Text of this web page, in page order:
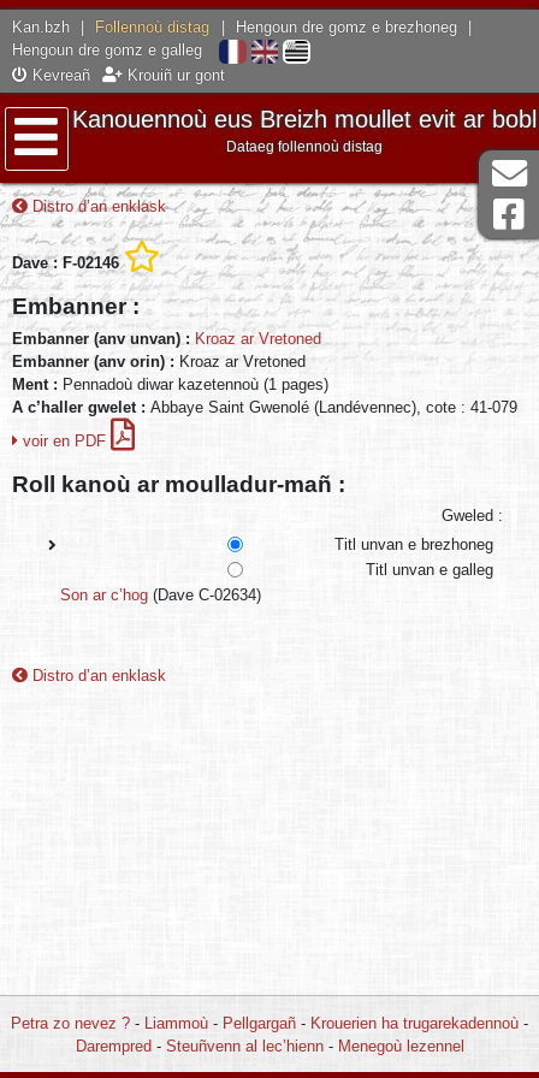
Kan.bzh Follennoù distag Hengoun dre gomz e brezhoneg
Hengoun dre gomz e galleg
Kevreañ
Krouiñ ur gont
Lañser
Kanouennoù eus Breizh moullet evit ar bobl
Dataeg follennoù distag
Distro d’an enklask
Dave : F-02146
Embanner :
Embanner (anv unvan) : Kroaz ar Vretoned
Embanner (anv orin) : Kroaz ar Vretoned
Ment : Pennadoù diwar kazetennoù (1 pages)
A c’haller gwelet : Abbaye Saint Gwenolé (Landévennec), cote : 41-079
voir en PDF
Roll kanoù ar moulladur-mañ :
Gweled :
Titl unvan e brezhoneg
Titl unvan e galleg
Son ar c’hog (Dave C-02634)
Distro d’an enklask
Petra zo nevez ? - Liammoù - Pellgargañ - Krouerien ha trugarekadennoù -
Darempred- Steuñvenn al lec’hienn- Menegoù lezennel